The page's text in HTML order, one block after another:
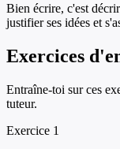
Bien écrire, c'est
justifier ses idées et
Exercices
Entraîne-toi sur ces
tuteur.
Exercice 1